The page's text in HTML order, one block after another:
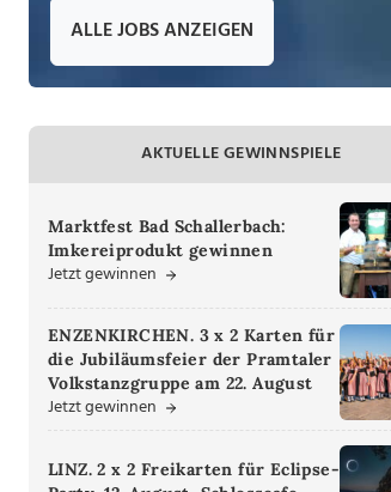
ALLE JOBS ANZEIGEN
AKTUELLE GEWINNSPIELE
Marktfest Bad Schallerbach:
Imkereiprodukt gewinnen
Jetzt gewinnen
ENZENKIRCHEN. 3 x 2 Karten für
die Jubiläumsfeier der Pramtaler
Volkstanzgruppe am 22. August
Jetzt gewinnen
LINZ. 2 x 2 Freikarten für Eclipse-